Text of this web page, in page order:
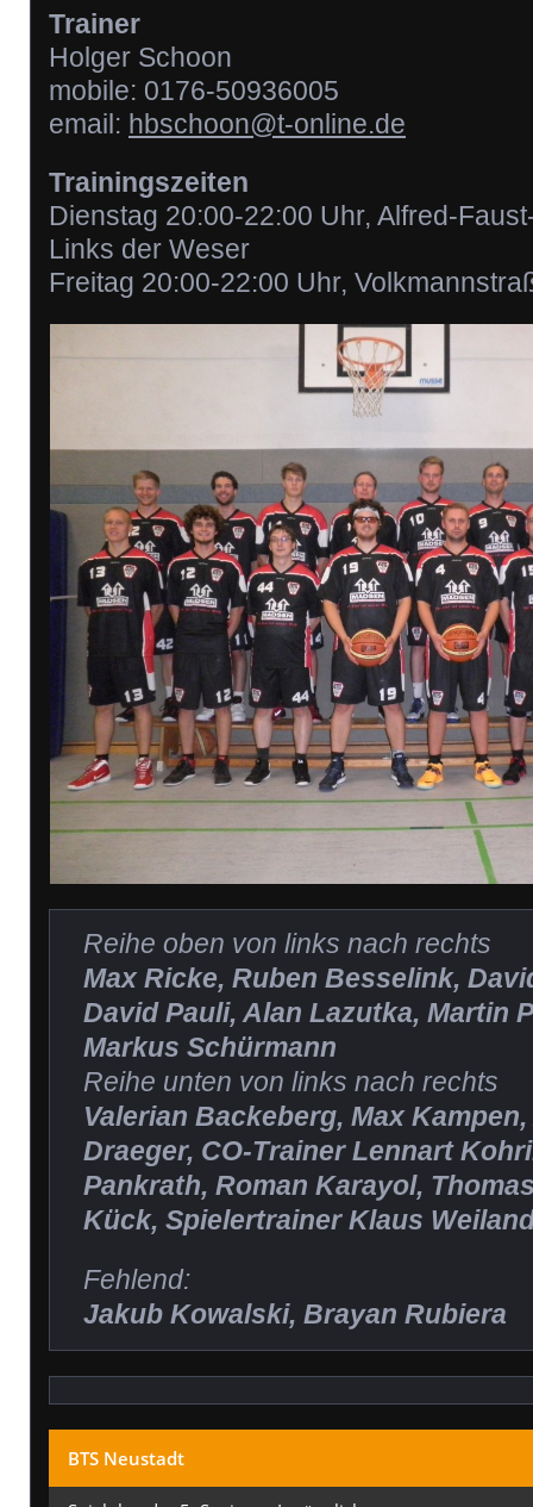
Trainer
Holger Schoon
mobile: 0176-50936005
email: hbschoon@t-online.de
Trainingszeiten
Dienstag 20:00-22:00 Uhr, Alfred-
Links der Weser
Freitag 20:00-22:00 Uhr,
Reihe oben von links nach rechts
Max Ricke, Ruben Besselink,
David Pauli, Alan Lazutka, Martin
Markus Schürmann
Reihe unten von links nach rechts
Valerian Backeberg, Max
Draeger, CO-Trainer Lennart
Pankrath, Roman Karayol,
Kück, Spielertrainer Klaus
Fehlend:
Jakub Kowalski, Brayan Rubiera